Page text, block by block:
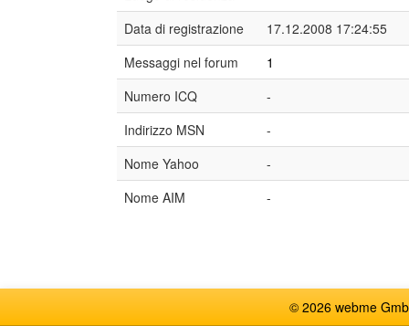
Data di registrazione
17.12.2008 17:24:55
Messaggi nel forum
1
Numero ICQ
-
Indirizzo MSN
-
Nome Yahoo
-
Nome AIM
-
© 2026 webme